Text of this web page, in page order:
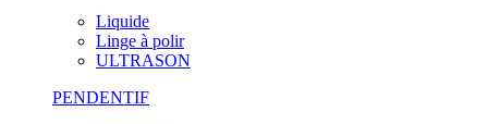
Liquide
Linge à polir
ULTRASON
PENDENTIF